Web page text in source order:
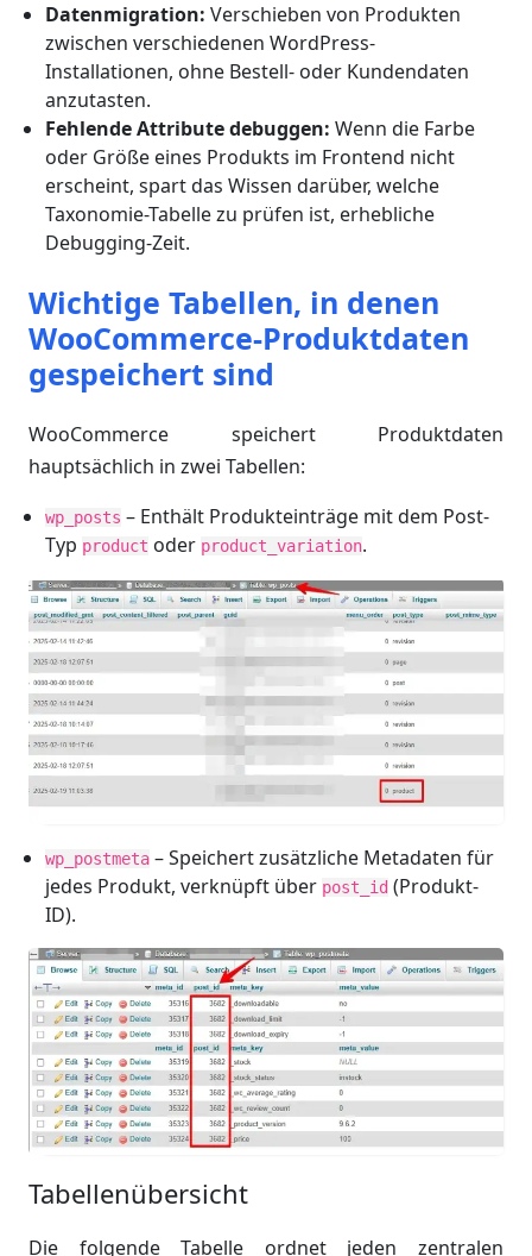
Datenmigration: Verschieben von Produkten
zwischen verschiedenen WordPress-
Installationen, ohne Bestell- oder Kundendaten
anzutasten.
Fehlende Attribute debuggen: Wenn die Farbe
oder Größe eines Produkts im Frontend nicht
erscheint, spart das Wissen darüber, welche
Taxonomie-Tabelle zu prüfen ist, erhebliche
Debugging-Zeit.
Wichtige Tabellen, in denen
WooCommerce-Produktdaten
gespeichert sind
WooCommerce speichert Produktdaten
hauptsächlich in zwei Tabellen:
wp_posts – Enthält Produkteinträge mit dem Post-
Typ product oder product_variation.
wp_postmeta – Speichert zusätzliche Metadaten für
jedes Produkt, verknüpft über post_id (Produkt-
ID).
Tabellenübersicht
Die folgende Tabelle ordnet jeden zentralen